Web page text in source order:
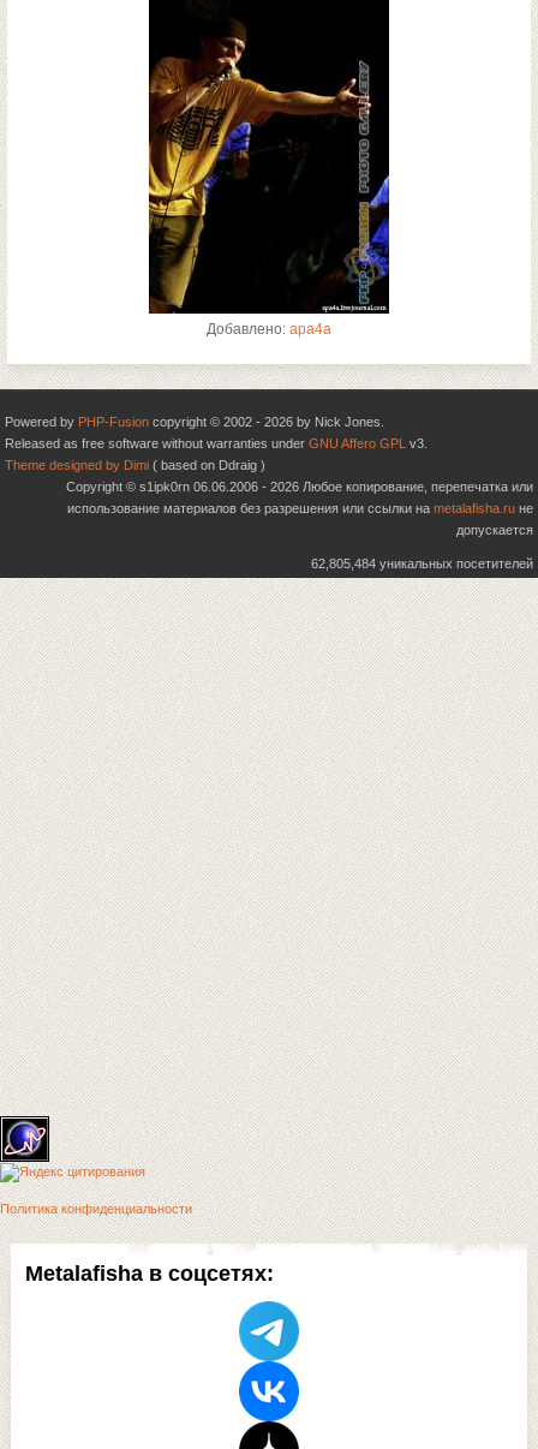
Metalafisha в соцсетях:
Добавлено: apa4a
Powered by PHP-Fusion copyright © 2002 - 2026 by Nick Jones.
Released as free software without warranties under GNU Affero GPL v3.
Theme designed by Dimi ( based on Ddraig )
Copyright © s1ipk0rn 06.06.2006 - 2026 Любое копирование, перепечатка или
использование материалов без разрешения или ссылки на metalafisha.ru не
допускается
62,805,484 уникальных посетителей
Политика конфиденциальности